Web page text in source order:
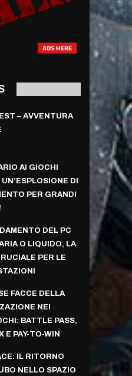
– AVVENTURA
AI GIOCHI
DI
PER GRANDI
DEL PC
O LIQUIDO, LA
PER LE
FACCE DELLA
NEI
BATTLE PASS,
E PAY-TO-WIN
IL RITORNO
NELLO SPAZIO